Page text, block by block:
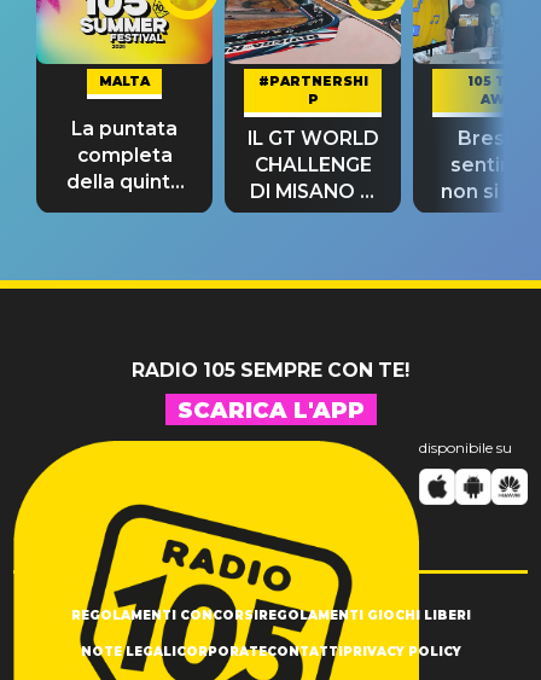
MALTA
La puntata
completa
della quinta
tappa
#PARTNERSHI
P
IL GT WORLD
CHALLENGE
DI MISANO si
riconferma
105 TAKE
AWAY
Bresh:
non si
fino alla
RADIO 105 SEMPRE CON TE!
SCARICA L'APP
disponibile su
REGOLAMENTI CONCORSI REGOLAMENTI GIOCHI LIBERI
NOTE LEGALI CORPORATECONTATTI PRIVACY POLICY